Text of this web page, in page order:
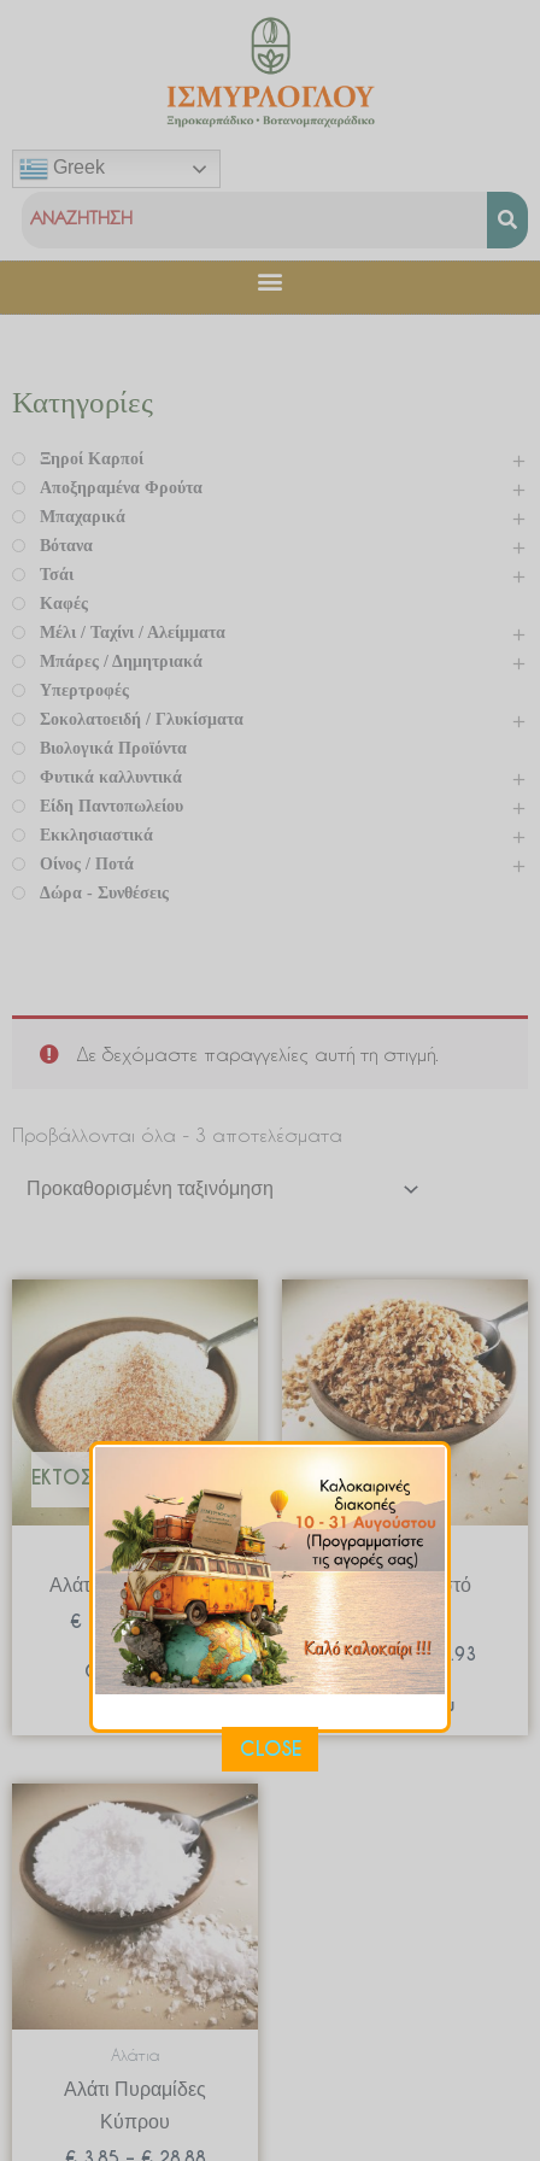
Greek
Κατηγορίες
Ξηροί Καρποί
Αποξηραμένα Φρούτα
Μπαχαρικά
Βότανα
Τσάι
Καφές
Μέλι / Ταχίνι / Αλείμματα
Μπάρες / Δημητριακά
Υπερτροφές
Σοκολατοειδή / Γλυκίσματα
Βιολογικά Προϊόντα
Φυτικά καλλυντικά
Είδη Παντοπωλείου
Εκκλησιαστικά
Οίνος / Ποτά
Δώρα - Συνθέσεις
Δε δεχόμαστε παραγγελίες αυτή τη στιγμή.
Προβάλλονται όλα - 3 αποτελέσματα
ΕΚΤΌΣ ΑΠΟΘΈΜΑΤΟΣ
Αλάτια
Αλάτι Ιμαλαϊων ψιλό
€ 1.00 – €2.00
range:
€ 1.00
through
€ 2.00
Quick View
Αλάτια
Αλάτι Καπνιστό
Κύπρου
€9.99 – €74.93
range:
€ 9.99
through
€ 74.93
Quick View
Αλάτια
Αλάτι Πυραμίδες
Κύπρου
Price
range:
€ 3.85
through
€ 28.88
CLOSE